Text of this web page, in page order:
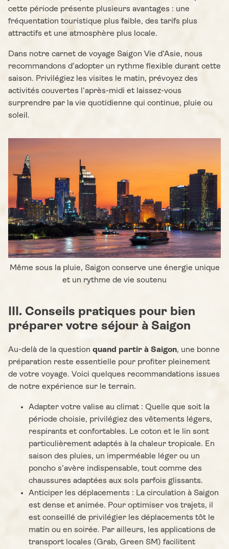
cette période présente plusieurs avantages : une
fréquentation touristique plus faible, des tarifs plus
attractifs et une atmosphère plus locale.
Dans notre carnet de voyage Saigon Vie d’Asie, nous
recommandons d’adopter un rythme flexible durant cette
saison. Privilégiez les visites le matin, prévoyez des
activités couvertes l’après-midi et laissez-vous
surprendre par la vie quotidienne qui continue, pluie ou
soleil.
Même sous la pluie, Saigon conserve une énergie unique
et un rythme de vie soutenu
III. Conseils pratiques pour bien
préparer votre séjour à Saigon
Au-delà de la question quand partir à Saigon, une bonne
préparation reste essentielle pour profiter pleinement
de votre voyage. Voici quelques recommandations issues
de notre expérience sur le terrain.
Adapter votre valise au climat : Quelle que soit la
période choisie, privilégiez des vêtements légers,
respirants et confortables. Le coton et le lin sont
particulièrement adaptés à la chaleur tropicale. En
saison des pluies, un imperméable léger ou un
poncho s’avère indispensable, tout comme des
chaussures adaptées aux sols parfois glissants.
Anticiper les déplacements : La circulation à Saigon
est dense et animée. Pour optimiser vos trajets, il
est conseillé de privilégier les déplacements tôt le
matin ou en soirée. Par ailleurs, les applications de
transport locales (Grab, Green SM) facilitent